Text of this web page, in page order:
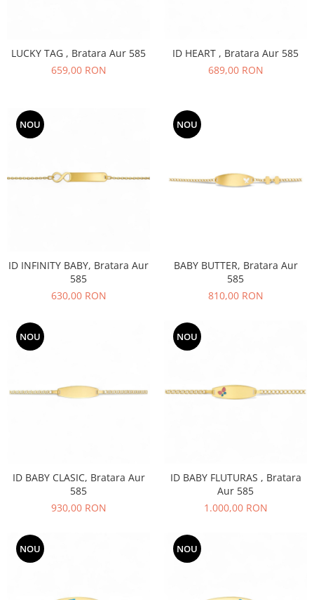
LUCKY TAG , Bratara Aur 585
659,00 RON
ID HEART , Bratara Aur 585
689,00 RON
NOU
ID INFINITY BABY, Bratara Aur
585
630,00 RON
NOU
BABY BUTTER, Bratara Aur
585
810,00 RON
NOU
ID BABY CLASIC, Bratara Aur
585
930,00 RON
NOU
ID BABY FLUTURAS , Bratara
Aur 585
1.000,00 RON
NOU NOU